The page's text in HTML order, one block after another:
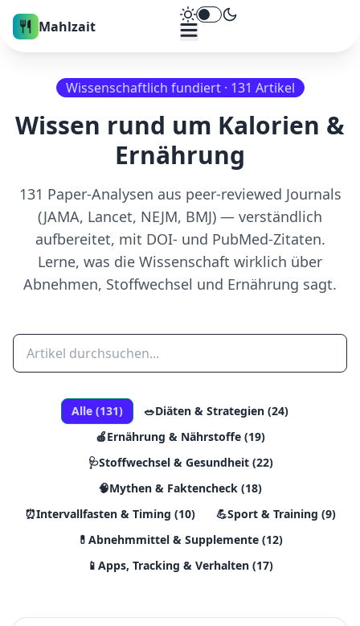
Mahlzait Theme umschalten
Wissenschaftlich fundiert · 131 Artikel
Wissen rund um Kalorien &
Ernährung
131 Paper-Analysen aus peer-reviewed Journals
(JAMA, Lancet, NEJM, BMJ) — verständlich
aufbereitet, mit DOI- und PubMed-Zitaten.
Lerne, was die Wissenschaft wirklich über
Abnehmen, Stoffwechsel und Ernährung sagt.
Alle (131) 🥗Diäten & Strategien (24)
🍎Ernährung & Nährstoffe(19)
🩺Stoffwechsel & Gesundheit(22)
🧠Mythen & Faktencheck (18)
⏰Intervallfasten & Timing (10) 💪Sport & Training (9)
💊 Abnehmmittel & Supplemente (12)
📱 Apps, Tracking & Verhalten (17)